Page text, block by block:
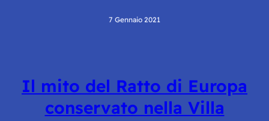
7 Gennaio 2021
Il mito del Ratto di Europa
conservato nella Villa